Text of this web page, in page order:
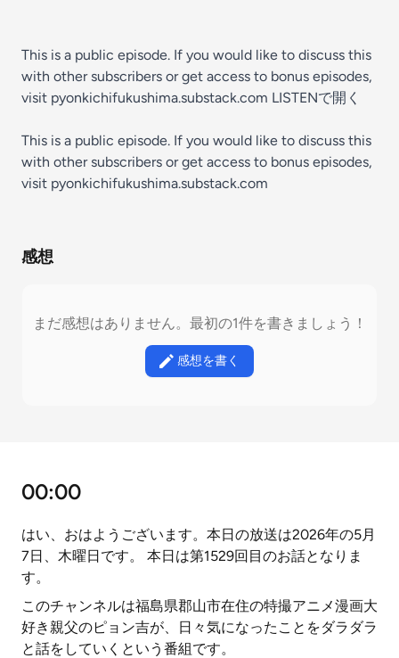
This is a public episode. If you would like to discuss this
with other subscribers or get access to bonus episodes,
visit pyonkichifukushima.substack.com LISTENで開く
This is a public episode. If you would like to discuss this
with other subscribers or get access to bonus episodes,
visit pyonkichifukushima.substack.com
感想
まだ感想はありません。最初の1件を書きましょう！
感想を書く
00:00
はい、おはようございます。本日の放送は2026年の5月
7日、木曜日です。 本日は第1529回目のお話となりま
す。
このチャンネルは福島県郡山市在住の特撮アニメ漫画大
好き親父のピョン吉が、日々気になったことをダラダラ
と話をしていくという番組です。